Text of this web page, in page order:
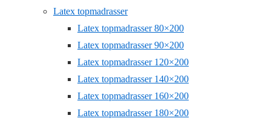
Latex topmadrasser
Latex topmadrasser 80×200
Latex topmadrasser 90×200
Latex topmadrasser 120×200
Latex topmadrasser 140×200
Latex topmadrasser 160×200
Latex topmadrasser 180×200